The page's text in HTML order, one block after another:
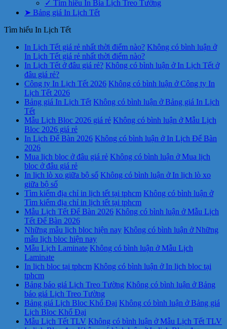
✓ Tìm hiểu In Bìa Lịch Treo Tường
➤ Bảng giá In Lịch Tết
Tìm hiểu In Lịch Tết
In Lịch Tết giá rẻ nhất thời điểm nào? Không có bình luận ở
In Lịch Tết giá rẻ nhất thời điểm nào?
In Lịch Tết ở đâu giá rẻ? Không có bình luận ở In Lịch Tết ở
đâu giá rẻ?
Công ty In Lịch Tết 2026 Không có bình luận ở Công ty In
Lịch Tết 2026
Bảng giá In Lịch Tết Không có bình luận ở Bảng giá In Lịch
Tết
Mẫu Lịch Bloc 2026 giá rẻ Không có bình luận ở Mẫu Lịch
Bloc 2026 giá rẻ
In Lịch Để Bàn 2026 Không có bình luận ở In Lịch Để Bàn
2026
Mua lịch bloc ở đâu giá rẻ Không có bình luận ở Mua lịch
bloc ở đâu giá rẻ
In lịch lò xo giữa bộ số Không có bình luận ở In lịch lò xo
giữa bộ số
Tìm kiếm địa chỉ in lịch tết tại tphcm Không có bình luận ở
Tìm kiếm địa chỉ in lịch tết tại tphcm
Mẫu Lịch Tết Để Bàn 2026 Không có bình luận ở Mẫu Lịch
Tết Để Bàn 2026
Những mẫu lịch bloc hiện nay Không có bình luận ở Những
mẫu lịch bloc hiện nay
Mẫu Lịch Laminate Không có bình luận ở Mẫu Lịch
Laminate
In lịch bloc tại tphcm Không có bình luận ở In lịch bloc tại
tphcm
Bảng báo giá Lịch Treo Tường Không có bình luận ở Bảng
báo giá Lịch Treo Tường
Bảng giá Lịch Bloc Khổ Đại Không có bình luận ở Bảng giá
Lịch Bloc Khổ Đại
Mẫu Lịch Tết TLV Không có bình luận ở Mẫu Lịch Tết TLV